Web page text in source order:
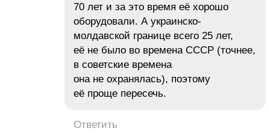
70 лет и за это время её хорошо
оборудовали. А украинско-
молдавской границе всего 25 лет,
её не было во времена СССР (точнее,
в советские времена
она не охранялась), поэтому
её проще пересечь.
Ответить